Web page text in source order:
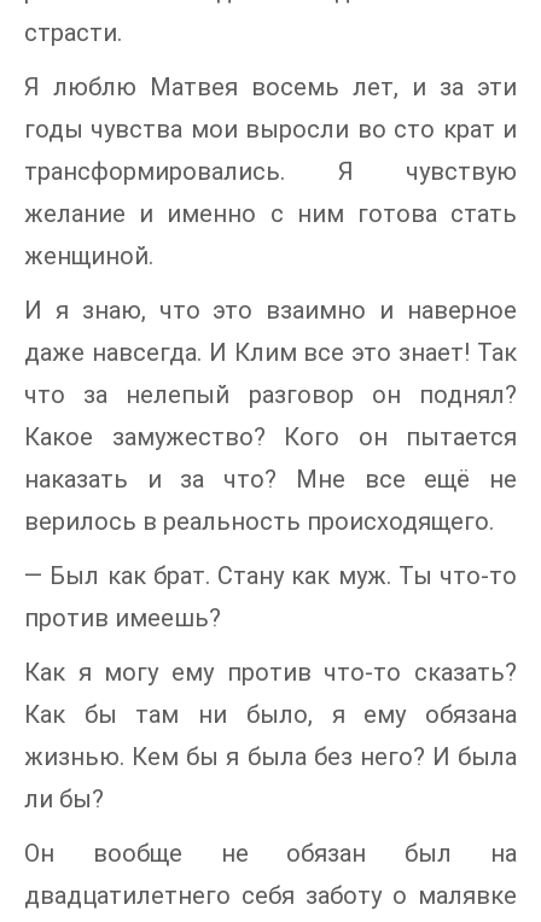
страсти.
Я люблю Матвея восемь лет, и за эти
годы чувства мои выросли во сто крат и
трансформировались. Я чувствую
желание и именно с ним готова стать
женщиной.
И я знаю, что это взаимно и наверное
даже навсегда. И Клим все это знает! Так
что за нелепый разговор он поднял?
Какое замужество? Кого он пытается
наказать и за что? Мне все ещё не
верилось в реальность происходящего.
— Был как брат. Стану как муж. Ты что-то
против имеешь?
Как я могу ему против что-то сказать?
Как бы там ни было, я ему обязана
жизнью. Кем бы я была без него? И была
ли бы?
Он вообще не обязан был на
двадцатилетнего себя заботу о малявке